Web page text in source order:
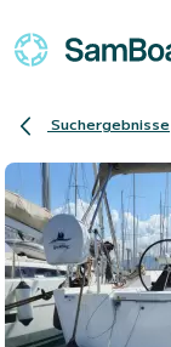
Suchergebnisse